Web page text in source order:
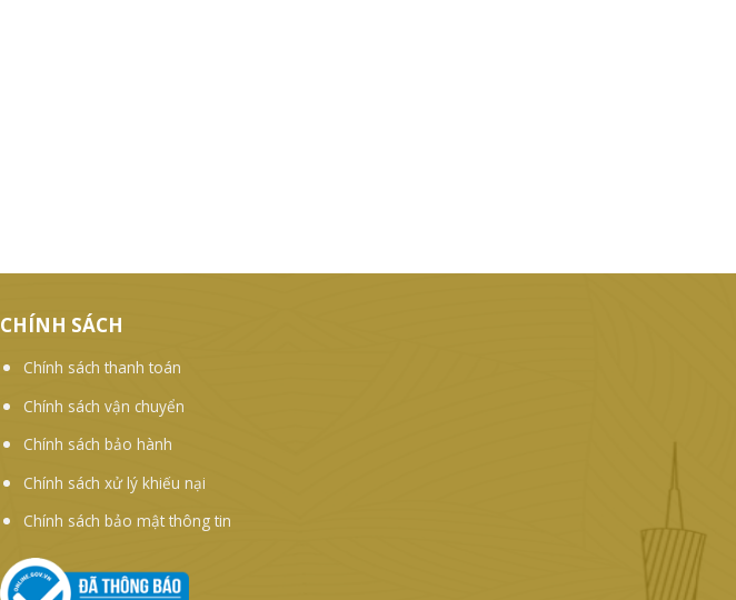
CHÍNH SÁCH
Chính sách thanh toán
Chính sách vận chuyển
Chính sách bảo hành
Chính sách xử lý khiếu nại
Chính sách bảo mật thông tin